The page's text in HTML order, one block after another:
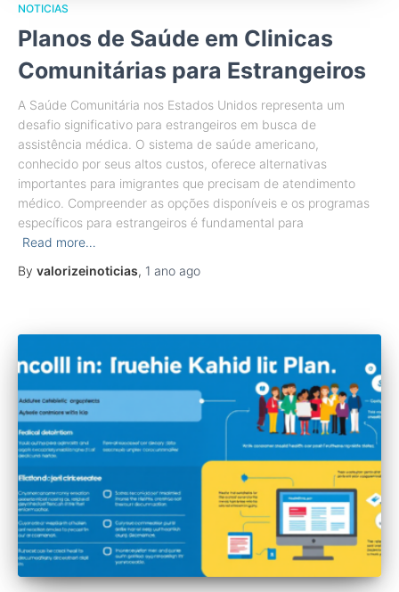
NOTICIAS
Planos de Saúde em Clinicas
Comunitárias para Estrangeiros
A Saúde Comunitária nos Estados Unidos representa um
desafio significativo para estrangeiros em busca de
assistência médica. O sistema de saúde americano,
conhecido por seus altos custos, oferece alternativas
importantes para imigrantes que precisam de atendimento
médico. Compreender as opções disponíveis e os programas
específicos para estrangeiros é fundamental para
Read more…
By valorizeinoticias, 1 ano ago